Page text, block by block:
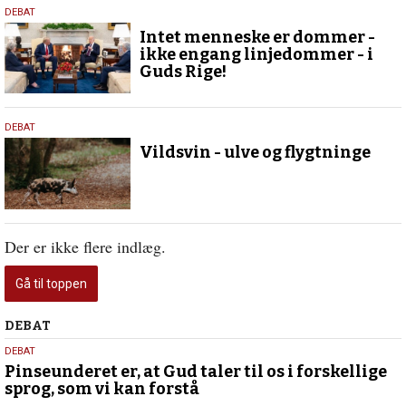
19.
november
2024
DEBAT
Intet menneske er dommer -
ikke engang linjedommer - i
Guds Rige!
30.
august
2018
DEBAT
Vildsvin - ulve og flygtninge
Der er ikke flere indlæg.
Gå til toppen
Debat
DEBAT
5.
august
2026
DEBAT
Pinseunderet er, at Gud taler til os i forskellige
sprog, som vi kan forstå